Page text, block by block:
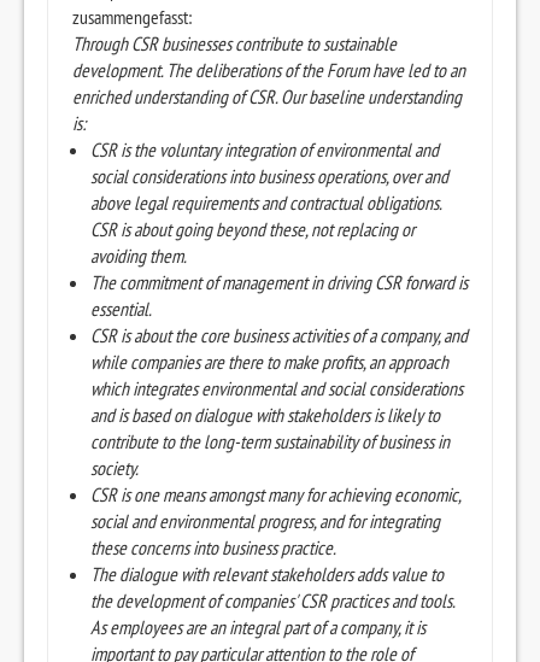
zusammengefasst:
Through CSR businesses contribute to sustainable
development. The deliberations of the Forum have led to an
enriched understanding of CSR. Our baseline understanding
is:
CSR is the voluntary integration of environmental and
social considerations into business operations, over and
above legal requirements and contractual obligations.
CSR is about going beyond these, not replacing or
avoiding them.
The commitment of management in driving CSR forward is
essential.
CSR is about the core business activities of a company, and
while companies are there to make profits, an approach
which integrates environmental and social considerations
and is based on dialogue with stakeholders is likely to
contribute to the long-term sustainability of business in
society.
CSR is one means amongst many for achieving economic,
social and environmental progress, and for integrating
these concerns into business practice.
The dialogue with relevant stakeholders adds value to
the development of companies' CSR practices and tools.
As employees are an integral part of a company, it is
important to pay particular attention to the role of